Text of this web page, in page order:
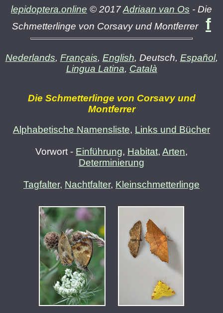
lepidoptera.online © 2017Adriaan van Os - Die
Schmetterlinge von Corsavy und Montferrer f
Nederlands, Français, English, Deutsch, Español,
Lingua Latina, Català
Die Schmetterlinge von Corsavy und
Montferrer
Alphabetische Namensliste, Links und Bücher
Vorwort - Einführung, Habitat, Arten,
Determinierung
Tagfalter, Nachtfalter, Kleinschmetterlinge